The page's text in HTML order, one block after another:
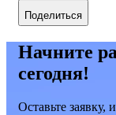
Поделиться
Начните
сегодня!
Оставьте заявку,